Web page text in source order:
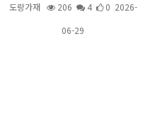
도랑가재 206 4
0 2026-
06-29